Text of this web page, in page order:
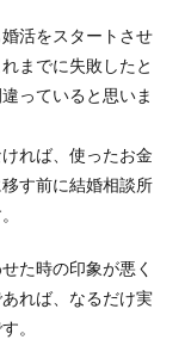
活をスタートさせ
までに失敗したと
っていると思いま
れば、使ったお金
す前に結婚相談所
た時の印象が悪く
れば、なるだけ実
。